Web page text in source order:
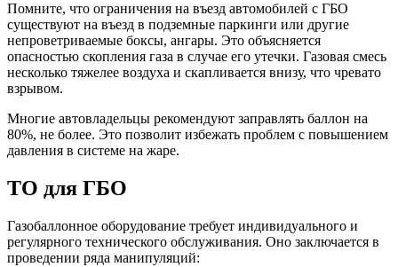
Помните, что ограничения на въезд автомобилей с ГБО
существуют на въезд в подземные паркинги или другие
непроветриваемые боксы, ангары. Это объясняется
опасностью скопления газа в случае его утечки. Газовая смесь
несколько тяжелее воздуха и скапливается внизу, что чревато
взрывом.
Многие автовладельцы рекомендуют заправлять баллон на
80%, не более. Это позволит избежать проблем с повышением
давления в системе на жаре.
ТО для ГБО
Газобаллонное оборудование требует индивидуального и
регулярного технического обслуживания. Оно заключается в
проведении ряда манипуляций: